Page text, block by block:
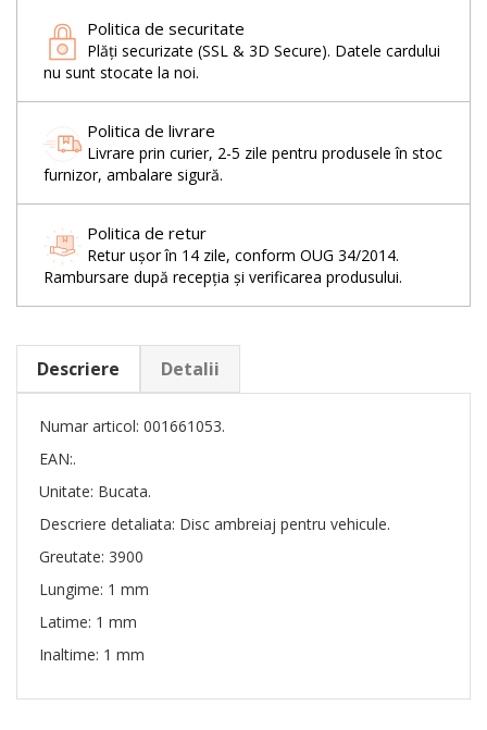
Politica de securitate
Plăți securizate (SSL & 3D Secure). Datele cardului
nu sunt stocate la noi.
Politica de livrare
Livrare prin curier, 2-5 zile pentru produsele în stoc
furnizor, ambalare sigură.
Politica de retur
Retur ușor în 14 zile, conform OUG 34/2014.
Rambursare după recepția și verificarea produsului.
Descriere Detalii
Numar articol: 001661053.
EAN:.
Unitate: Bucata.
Descriere detaliata: Disc ambreiaj pentru vehicule.
Greutate: 3900
Lungime: 1 mm
Latime: 1 mm
Inaltime: 1 mm